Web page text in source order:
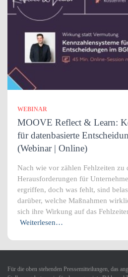
WEBINAR
MOOVE Reflect & Learn:
für datenbasierte
(Webinar | Online)
Nach wie vor zählen Fehlzeiten zu
Herausforderungen für
ergriffen, doch was fehlt, sind
darüber, welche Maßnahmen
sich ihre Wirkung auf das
Weiterlesen…
Für die oben stehenden Pressemitteilungen, das